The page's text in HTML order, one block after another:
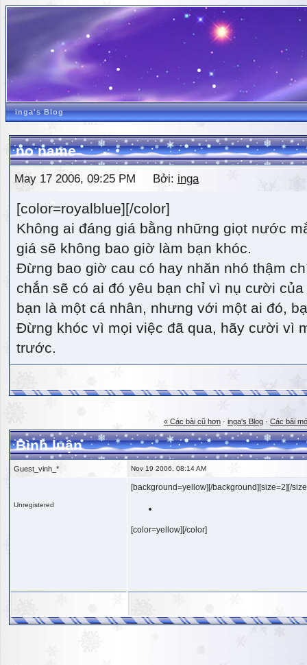
inga's Blog
no name
May 17 2006, 09:25 PM Bởi: inga
[color=royalblue][/color]
Không ai đáng giá bằng những giọt nước
giá sẽ không bao giờ làm bạn khóc.
Đừng bao giờ cau có hay nhăn nhó thậm
chắn sẽ có ai đó yêu bạn chỉ vì nụ cười
bạn là một cá nhân, nhưng với một ai đó,
Đừng khóc vì mọi việc đã qua, hãy cười vì
trước.
« Các bài cũ hơn · inga's Blog · Các bài
Bình luận
Guest_vinh_* Nov 19 2006, 08:14 AM
Unregistered
[background=yellow][/background][size=2][/
[color=yellow][/color]